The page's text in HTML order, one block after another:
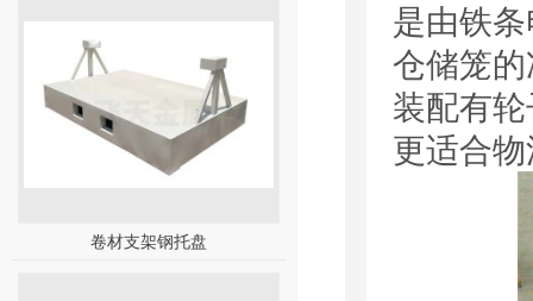
卷材支架钢托盘
是由铁
仓储笼
装配有
更适合